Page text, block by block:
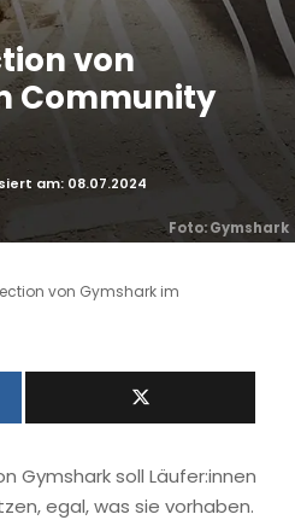
von
Community
am: 08.07.2024
Foto: Gymshark
von Gymshark im
Gymshark soll Läufer:innen
egal, was sie vorhaben.